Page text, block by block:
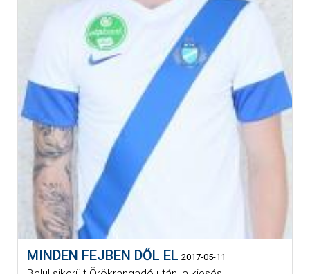
MINDEN FEJBEN DŐL EL 2017-05-11